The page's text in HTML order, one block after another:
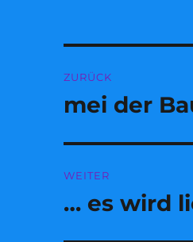
ZURÜCK
Vorheriger
mei der
WEITER
Nächster
… es wird